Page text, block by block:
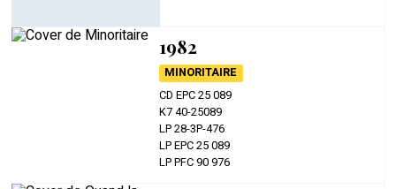
1982
MINORITAIRE
CD EPC 25 089
K7 40-25089
LP 28-3P-476
LP EPC 25 089
LP PFC 90 976